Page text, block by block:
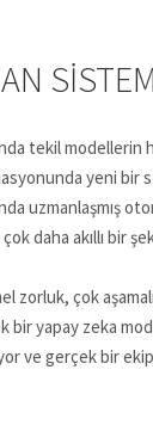
tekil
yeni
uzmanlaşmış
daha akıllı bir
zorluk, çok
bir yapay zeka
ve gerçek bir